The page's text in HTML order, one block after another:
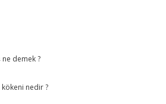
ne demek ?
nedir ?